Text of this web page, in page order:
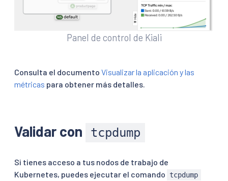
Panel de control de Kiali
Consulta el documento Visualizar la aplicación y las
métricas para obtener más detalles.
Validar con tcpdump
Si tienes acceso a tus nodos de trabajo de
Kubernetes, puedes ejecutar el comando
tcpdump